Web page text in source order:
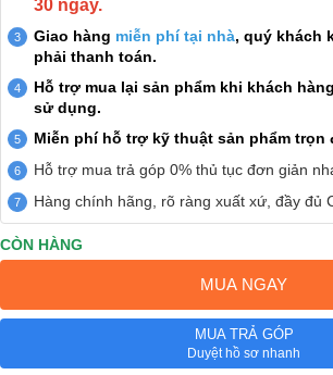
30 ngày.
Giao hàng miễn phí tại nhà, quý khách
phải thanh toán.
Hỗ trợ mua lại sản phẩm khi khách
sử dụng.
Miễn phí hỗ trợ kỹ thuật sản phẩm trọn
Hỗ trợ mua trả góp 0% thủ tục đơn giản
Hàng chính hãng, rõ ràng xuất xứ, đầy đủ
CÒN HÀNG
MUA NGAY
MUA TRẢ GÓP
Duyệt hồ sơ nhanh